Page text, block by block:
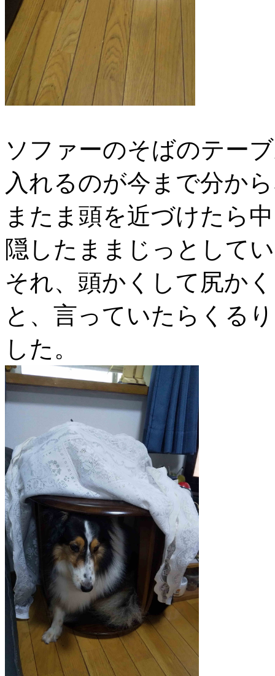
ソファーのそばのテー
入れるのが今まで分か
またま頭を近づけたら
隠したままじっとして
それ、頭かくして尻か
と、言っていたらくる
した。